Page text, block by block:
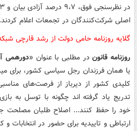
اصلی شرکت‌کنندگان در تجمعات اعلام کردند.
گلایه روزنامه حامی دولت از رشد قارچی
روزنامه قانوندر مطلبی با عنوان «دورهمی
یا همان فرزندان رجل سیاسی کشور، برای
کلیدی کشور از دیرباز از فرصت‌های
تدریج یاد گرفته اند چگونه با توسل به
خود را حفظ کنند... اصلاح طلبان مصلحت
ارتباطی و تاییدیه برای حضور در انتخابات